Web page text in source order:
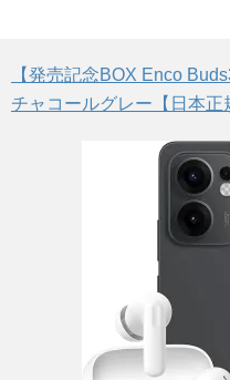
【発売記念BOX Enco
チャコールグレー【日本